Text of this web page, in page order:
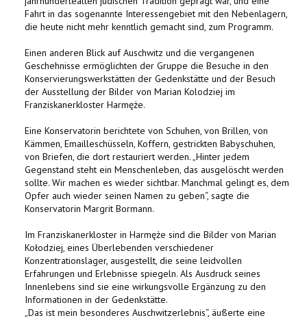
Fahrt in das sogenannte Interessengebiet mit den Nebenlagern,
die heute nicht mehr kenntlich gemacht sind, zum Programm.
Einen anderen Blick auf Auschwitz und die vergangenen
Geschehnisse ermöglichten der Gruppe die Besuche in den
Konservierungswerkstätten der Gedenkstätte und der Besuch
der Ausstellung der Bilder von Marian Kolodziej im
Franziskanerkloster Harmęże.
Eine Konservatorin berichtete von Schuhen, von Brillen, von
Kämmen, Emailleschüsseln, Koffern, gestrickten Babyschuhen,
von Briefen, die dort restauriert werden. „Hinter jedem
Gegenstand steht ein Menschenleben, das ausgelöscht werden
sollte. Wir machen es wieder sichtbar. Manchmal gelingt es, dem
Opfer auch wieder seinen Namen zu geben“, sagte die
Konservatorin Margrit Bormann.
Im Franziskanerkloster in Harmęże sind die Bilder von Marian
Kołodziej, eines Überlebenden verschiedener
Konzentrationslager, ausgestellt, die seine leidvollen
Erfahrungen und Erlebnisse spiegeln. Als Ausdruck seines
Innenlebens sind sie eine wirkungsvolle Ergänzung zu den
Informationen in der Gedenkstätte.
„Das ist mein besonderes Auschwitzerlebnis“, äußerte eine